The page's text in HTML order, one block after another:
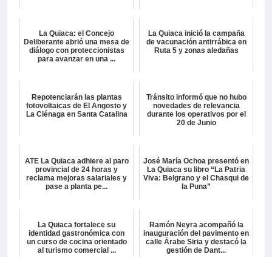
La Quiaca: el Concejo
Deliberante abrió una mesa de
diálogo con proteccionistas
para avanzar en una ...
La Quiaca inició la campaña
de vacunación antirrábica en
Ruta 5 y zonas aledañas
Repotenciarán las plantas
fotovoltaicas de El Angosto y
La Ciénaga en Santa Catalina
Tránsito informó que no hubo
novedades de relevancia
durante los operativos por el
20 de Junio
ATE La Quiaca adhiere al paro
provincial de 24 horas y
reclama mejoras salariales y
pase a planta pe...
José María Ochoa presentó en
La Quiaca su libro “La Patria
Viva: Belgrano y el Chasqui de
la Puna”
La Quiaca fortalece su
identidad gastronómica con
un curso de cocina orientado
al turismo comercial ...
Ramón Neyra acompañó la
inauguración del pavimento en
calle Árabe Siria y destacó la
gestión de Dant...